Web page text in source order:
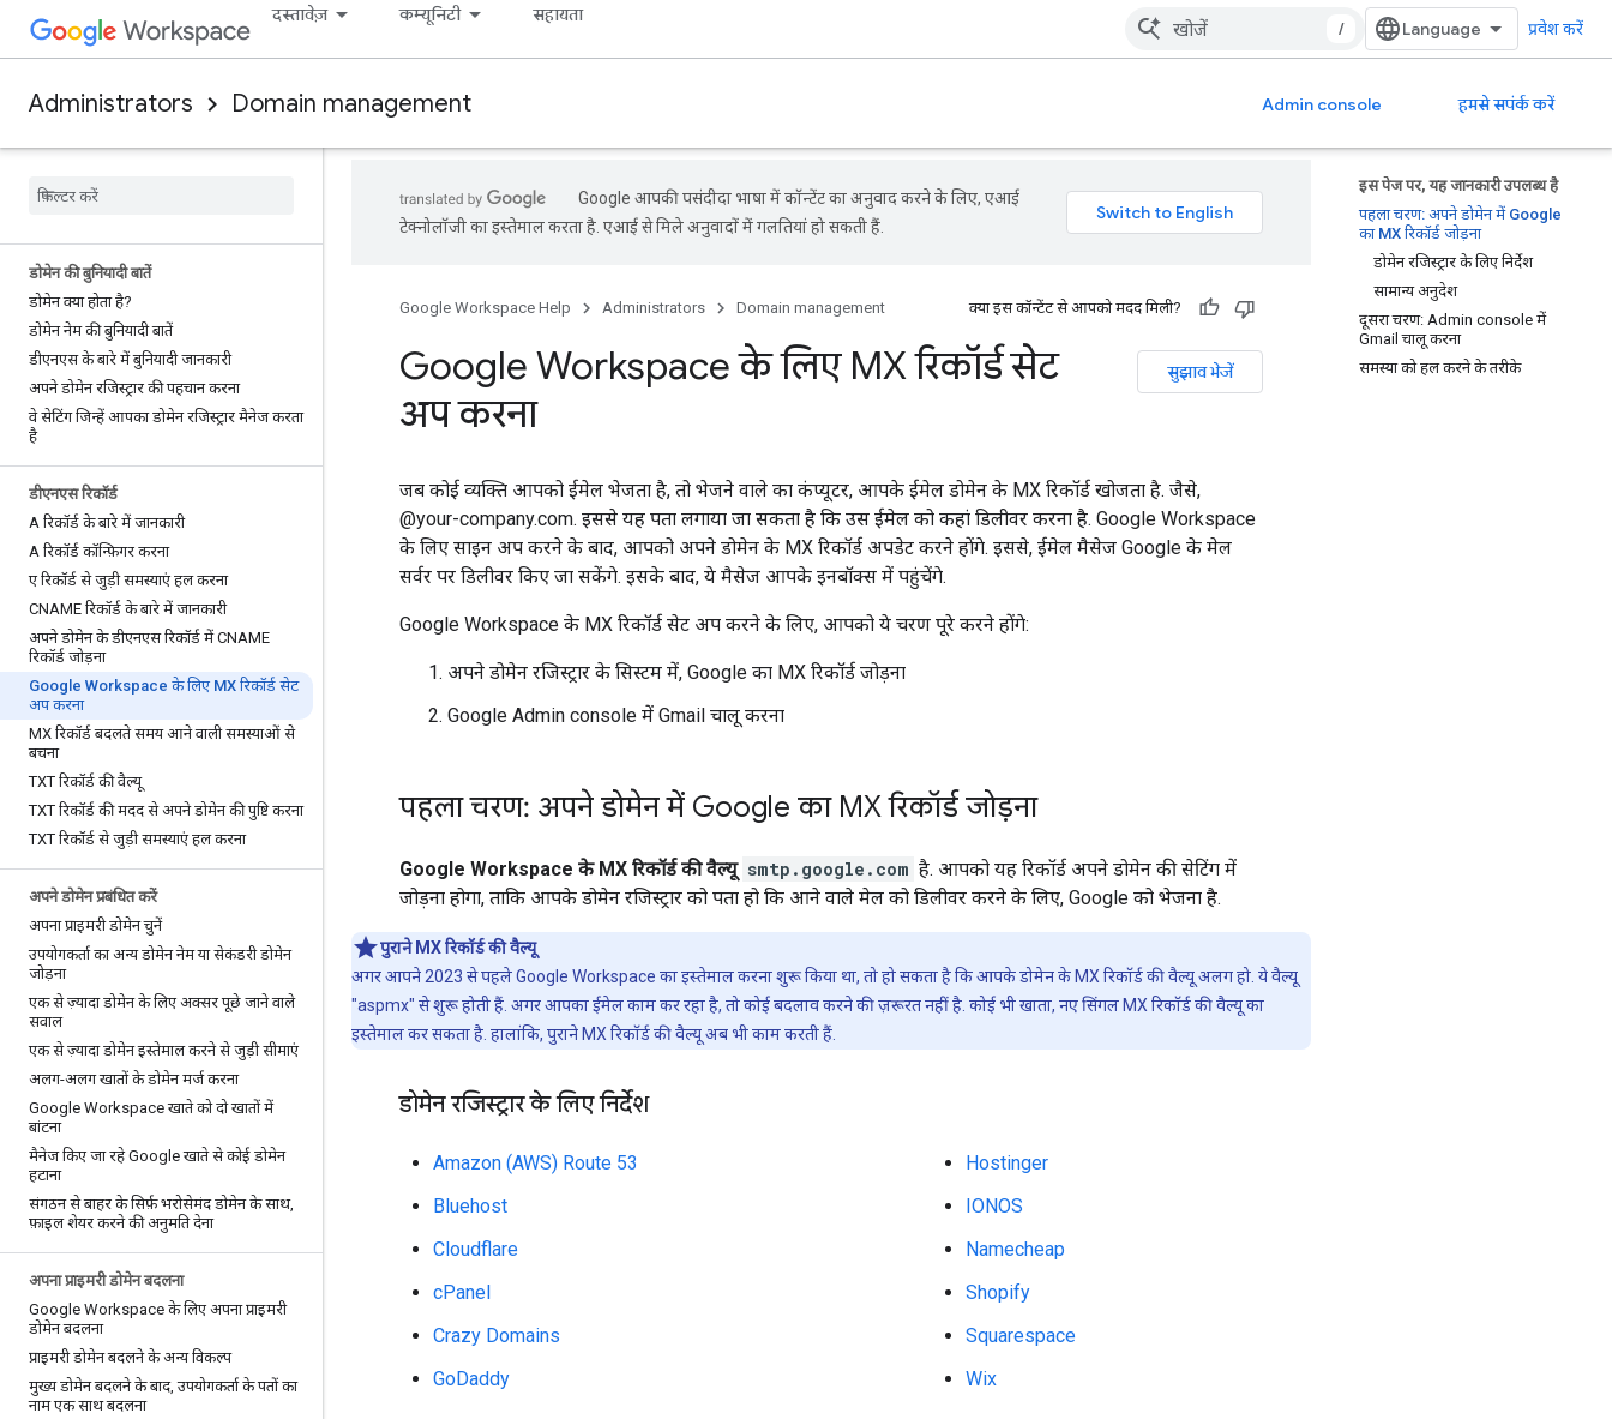
दस्तावेज़ कम्यूनिटी सहायता
/ प्रवेश करें
Administrators Domain management Admin console हमसे सपंर्क करें
डोमेन की बुनियादी बातें
डोमेन क्या होता है?
डोमेन नेम की बुनियादी बातें
डीएनएस के बारे में बुनियादी जानकारी
अपने डोमेन रजिस्ट्रार की पहचान करना
वे सेटिंग जिन्हें आपका डोमेन रजिस्ट्रार मैनेज करता
है
डीएनएस रिकॉर्ड
A रिकॉर्ड के बारे में जानकारी
A रिकॉर्ड कॉन्फ़िगर करना
ए रिकॉर्ड से जुड़ी समस्याएं हल करना
CNAME रिकॉर्ड के बारे में जानकारी
अपने डोमेन के डीएनएस रिकॉर्ड में CNAME
रिकॉर्ड जोड़ना
Google Workspace के लिए MX रिकॉर्ड सेट
अप करना
MX रिकॉर्ड बदलते समय आने वाली समस्याओं से
बचना
TXT रिकॉर्ड की वैल्यू
TXT रिकॉर्ड की मदद से अपने डोमेन की पुष्टि करना
TXT रिकॉर्ड से जुड़ी समस्याएं हल करना
अपने डोमेन प्रबंधित करें
अपना प्राइमरी डोमेन चुनें
उपयोगकर्ता का अन्य डोमेन नेम या सेकंडरी डोमेन
जोड़ना
एक से ज़्यादा डोमेन के लिए अक्सर पूछे जाने वाले
सवाल
एक से ज़्यादा डोमेन इस्तेमाल करने से जुड़ी सीमाएं
अलग-अलग खातों के डोमेन मर्ज करना
Google Workspace खाते को दो खातों में
बांटना
मैनेज किए जा रहे Google खाते से कोई डोमेन
हटाना
संगठन से बाहर के सिर्फ़ भरोसेमंद डोमेन के साथ,
फ़ाइल शेयर करने की अनुमति देना
अपना प्राइमरी डोमेन बदलना
Google Workspace के लिए अपना प्राइमरी
डोमेन बदलना
प्राइमरी डोमेन बदलने के अन्य विकल्प
मुख्य डोमेन बदलने के बाद, उपयोगकर्ता के पतों का
नाम एक साथ बदलना
इस पेज पर, यह जानकारी उपलब्ध है
पहला चरण: अपने डोमेन में Google
का MX रिकॉर्ड जोड़ना
डोमेन रजिस्ट्रार के लिए निर्देश
सामान्य अनुदेश
दूसरा चरण: Admin console में
Gmail चालू करना
समस्या को हल करने के तरीके
Google आपकी पसंदीदा भाषा में कॉन्टेंट का अनुवाद करने के लिए, एआई
टेक्नोलॉजी का इस्तेमाल करता है. एआई से मिले अनुवादों में गलतियां हो सकती हैं.
Google Workspace Help Administrators Domain management क्या इस कॉन्टेंट से आपको मदद मिली?
सुझाव भेजें
Google Workspace के लिए MX रिकॉर्ड सेट
अप करना
जब कोई व्यक्ति आपको ईमेल भेजता है, तो भेजने वाले का कंप्यूटर, आपके ईमेल डोमेन के MX रिकॉर्ड खोजता है. जैसे,
@your-company.com. इससे यह पता लगाया जा सकता है कि उस ईमेल को कहां डिलीवर करना है. Google Workspace
के लिए साइन अप करने के बाद, आपको अपने डोमेन के MX रिकॉर्ड अपडेट करने होंगे. इससे, ईमेल मैसेज Google के मेल
सर्वर पर डिलीवर किए जा सकेंगे. इसके बाद, ये मैसेज आपके इनबॉक्स में पहुंचेंगे.
Google Workspace के MX रिकॉर्ड सेट अप करने के लिए, आपको ये चरण पूरे करने होंगे:
अपने डोमेन रजिस्ट्रार के सिस्टम में, Google का MX रिकॉर्ड जोड़ना
Google Admin console में Gmail चालू करना
पहला चरण: अपने डोमेन में Google का MX रिकॉर्ड जोड़ना
Google Workspace के MX रिकॉर्ड की वैल्यू smtp.google.com है. आपको यह रिकॉर्ड अपने डोमेन की सेटिंग में
जोड़ना होगा, ताकि आपके डोमेन रजिस्ट्रार को पता हो कि आने वाले मेल को डिलीवर करने के लिए, Google को भेजना है.
पुराने MX रिकॉर्ड की वैल्यू
अगर आपने 2023 से पहले Google Workspace का इस्तेमाल करना शुरू किया था, तो हो सकता है कि आपके डोमेन के MX रिकॉर्ड की वैल्यू अलग हो. ये वैल्यू
"aspmx" से शुरू होती हैं. अगर आपका ईमेल काम कर रहा है, तो कोई बदलाव करने की ज़रूरत नहीं है. कोई भी खाता, नए सिंगल MX रिकॉर्ड की वैल्यू का
इस्तेमाल कर सकता है. हालांकि, पुराने MX रिकॉर्ड की वैल्यू अब भी काम करती हैं.
डोमेन रजिस्ट्रार के लिए निर्देश
Amazon (AWS) Route 53
Bluehost
Cloudflare
cPanel
Crazy Domains
GoDaddy
Hostinger
IONOS
Namecheap
Shopify
Squarespace
Wix